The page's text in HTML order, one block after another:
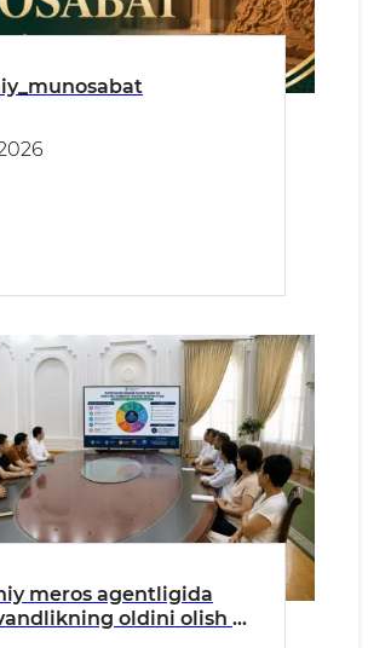
meros agentligida
oldini olish va